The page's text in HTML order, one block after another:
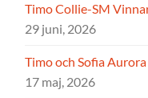
Timo Collie-SM
29 juni, 2026
Timo och Sofia
17 maj, 2026